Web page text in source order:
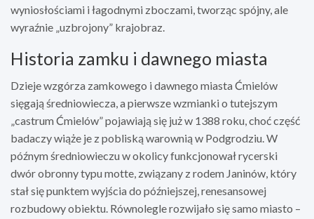
wyniosłościami i łagodnymi zboczami, tworząc spójny, ale
wyraźnie „uzbrojony” krajobraz.
Historia zamku i dawnego miasta
Dzieje wzgórza zamkowego i dawnego miasta Ćmielów
sięgają średniowiecza, a pierwsze wzmianki o tutejszym
„castrum Ćmielów” pojawiają się już w 1388 roku, choć część
badaczy wiąże je z pobliską warownią w Podgrodziu. W
późnym średniowieczu w okolicy funkcjonował rycerski
dwór obronny typu motte, związany z rodem Janinów, który
stał się punktem wyjścia do późniejszej, renesansowej
rozbudowy obiektu. Równolegle rozwijało się samo miasto –